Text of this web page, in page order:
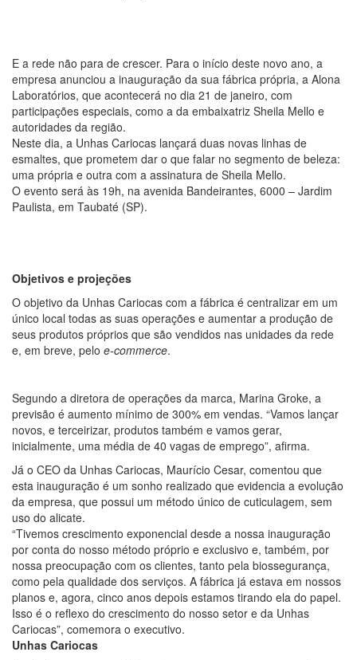
E a rede não para de crescer. Para o início deste novo ano, a
empresa anunciou a inauguração da sua fábrica própria, a Alona
Laboratórios, que acontecerá no dia 21 de janeiro, com
participações especiais, como a da embaixatriz Sheila Mello e
autoridades da região.
Neste dia, a Unhas Cariocas lançará duas novas linhas de
esmaltes, que prometem dar o que falar no segmento de beleza:
uma própria e outra com a assinatura de Sheila Mello.
O evento será às 19h, na avenida Bandeirantes, 6000 – Jardim
Paulista, em Taubaté (SP).
Objetivos e projeções
O objetivo da Unhas Cariocas com a fábrica é centralizar em um
único local todas as suas operações e aumentar a produção de
seus produtos próprios que são vendidos nas unidades da rede
e, em breve, pelo e-commerce.
Segundo a diretora de operações da marca, Marina Groke, a
previsão é aumento mínimo de 300% em vendas. “Vamos lançar
novos, e terceirizar, produtos também e vamos gerar,
inicialmente, uma média de 40 vagas de emprego”, afirma.
Já o CEO da Unhas Cariocas, Maurício Cesar, comentou que
esta inauguração é um sonho realizado que evidencia a evolução
da empresa, que possui um método único de cuticulagem, sem
uso do alicate.
“Tivemos crescimento exponencial desde a nossa inauguração
por conta do nosso método próprio e exclusivo e, também, por
nossa preocupação com os clientes, tanto pela biossegurança,
como pela qualidade dos serviços. A fábrica já estava em nossos
planos e, agora, cinco anos depois estamos tirando ela do papel.
Isso é o reflexo do crescimento do nosso setor e da Unhas
Cariocas”, comemora o executivo.
Unhas Cariocas